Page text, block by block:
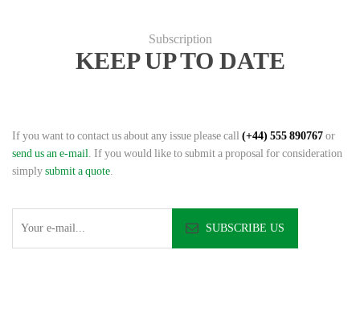
Subscription
KEEP UP TO DATE
If you want to contact us about any issue please call (+44) 555 890767 or
send us an e-mail . If you would like to submit a proposal for consideration
simply submit a quote